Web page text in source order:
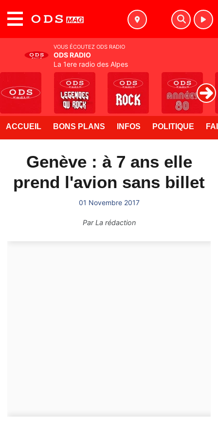
ACCUEIL BONS PLANS INFOS POLITIQUE
Genève : à 7 ans elle
prend l'avion sans billet
01 Novembre 2017
ParLa rédaction
VOUS ÉCOUTEZ ODS RADIO
ODS RADIO
La 1ere radio des Alpes